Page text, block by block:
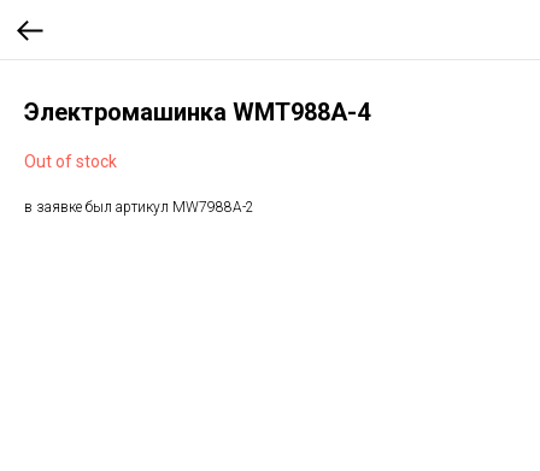
Электромашинка WMT988A-4
Out of stock
в заявке был артикул MW7988A-2